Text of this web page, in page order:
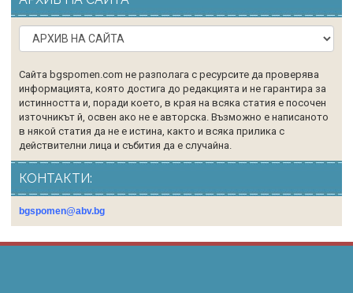
Сайта bgspomen.com не разполага с ресурсите да проверява
информацията, която достига до редакцията и не гарантира за
истинността и, поради което, в края на всяка статия е посочен
източникът й, освен ако не е авторска. Възможно е написаното
в някой статия да не е истина, както и всяка прилика с
действителни лица и събития да е случайна.
КОНТАКТИ:
bgspomen@abv.bg